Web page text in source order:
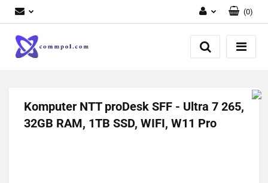
Zaloguj się
Zarejestruj się
(0)
Komputer NTT proDesk SFF - Ultra 7 265,
32GB RAM, 1TB SSD, WIFI, W11 Pro